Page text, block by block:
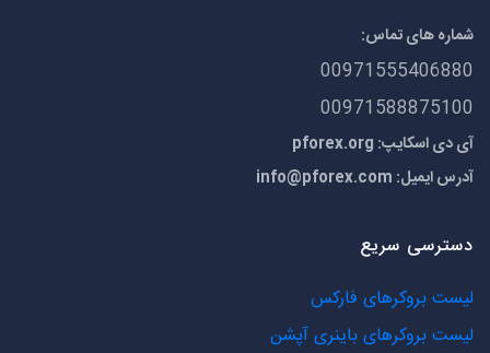
شماره های تماس:
00971555406880
00971588875100
آی دی اسکایپ: pforex.org
آدرس ایمیل: info@pforex.com
دسترسی سریع
لیست بروکرهای فارکس
لیست بروکرهای باینری آپشن